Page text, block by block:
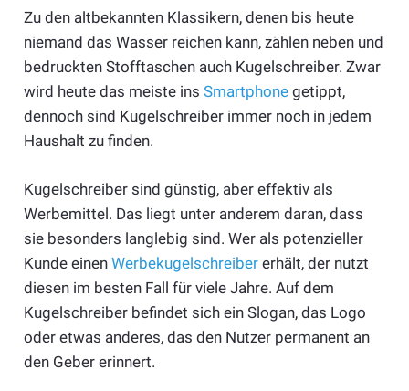
Zu den altbekannten Klassikern, denen bis heute
niemand das Wasser reichen kann, zählen neben und
bedruckten Stofftaschen auch Kugelschreiber. Zwar
wird heute das meiste ins Smartphonegetippt,
dennoch sind Kugelschreiber immer noch in jedem
Haushalt zu finden.
Kugelschreiber sind günstig, aber effektiv als
Werbemittel. Das liegt unter anderem daran, dass
sie besonders langlebig sind. Wer als potenzieller
Kunde einen Werbekugelschreibererhält, der nutzt
diesen im besten Fall für viele Jahre. Auf dem
Kugelschreiber befindet sich ein Slogan, das Logo
oder etwas anderes, das den Nutzer permanent an
den Geber erinnert.